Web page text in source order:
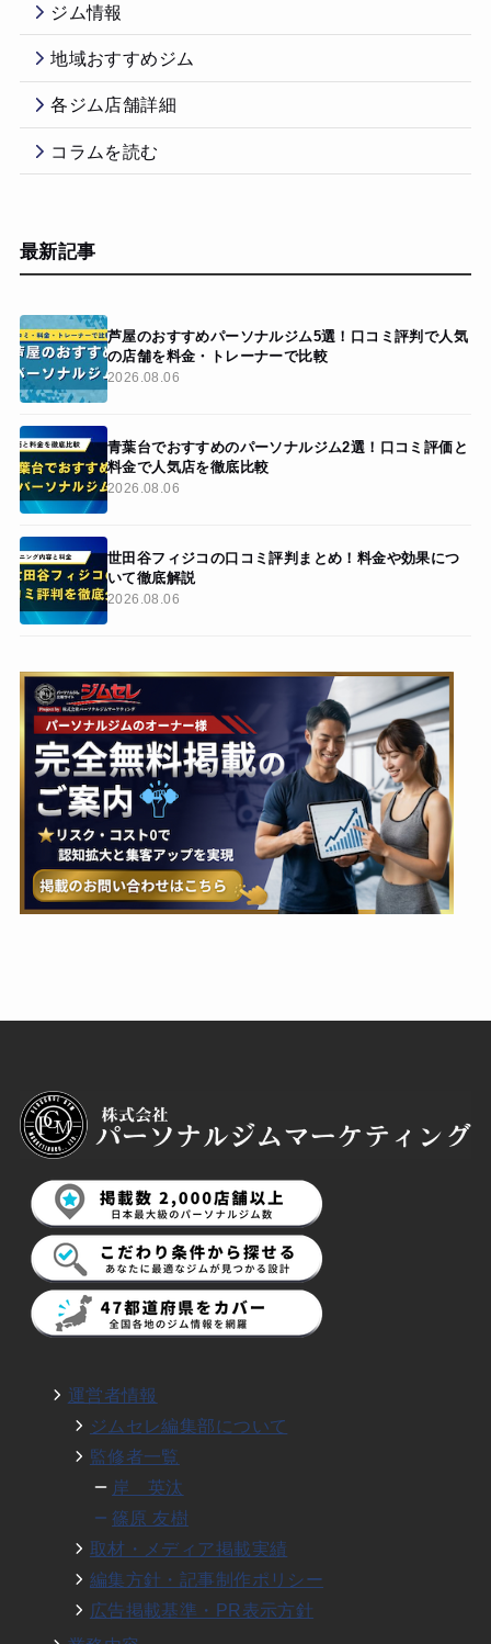
ジム情報
地域おすすめジム
各ジム店舗詳細
コラムを読む
最新記事
芦屋のおすすめパーソナルジム5選！口コミ評判で人気
の店舗を料金・トレーナーで比較
2026.08.06
青葉台でおすすめのパーソナルジム2選！口コミ評価と
料金で人気店を徹底比較
2026.08.06
世田谷フィジコの口コミ評判まとめ！料金や効果につ
いて徹底解説
2026.08.06
運営者情報
ジムセレ編集部について
監修者一覧
岸 英汰
篠原 友樹
取材・メディア掲載実績
編集方針・記事制作ポリシー
広告掲載基準・PR表示方針